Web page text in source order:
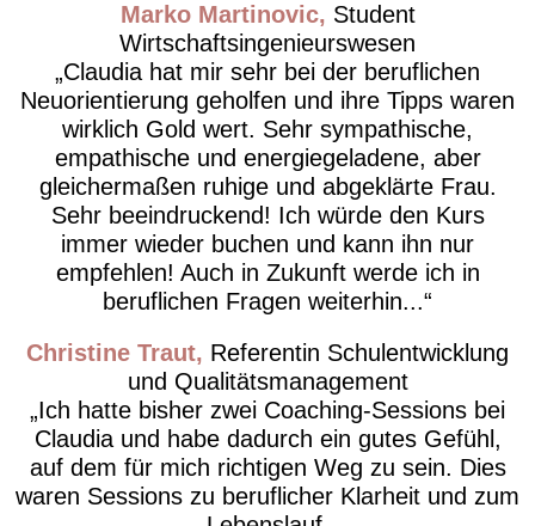
Marko Martinovic
Student
Wirtschaftsingenieurswesen
Claudia hat mir sehr bei der beruflichen
Neuorientierung geholfen und ihre Tipps waren
wirklich Gold wert. Sehr sympathische,
empathische und energiegeladene, aber
gleichermaßen ruhige und abgeklärte Frau.
Sehr beeindruckend! Ich würde den Kurs
immer wieder buchen und kann ihn nur
empfehlen! Auch in Zukunft werde ich in
beruflichen Fragen weiterhin...
Christine Traut Referentin Schulentwicklung
und Qualitätsmanagement
Ich hatte bisher zwei Coaching-Sessions bei
Claudia und habe dadurch ein gutes Gefühl,
auf dem für mich richtigen Weg zu sein. Dies
waren Sessions zu beruflicher Klarheit und zum